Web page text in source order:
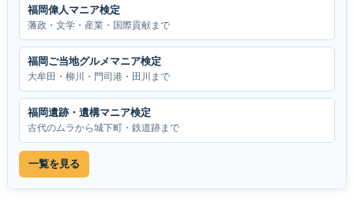
福岡偉人マニア検定
藩政・文学・産業・国際貢献まで
福岡ご当地グルメマニア検定
大牟田・柳川・門司港・田川まで
福岡遺跡・遺構マニア検定
古代のムラから城下町・鉄道跡まで
一覧を見る